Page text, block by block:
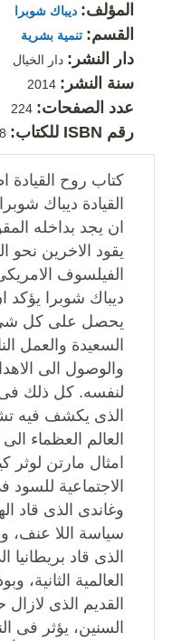
المؤلف: ديباك شوبرا
القسم: تنمية بشرية
دار النشر: دار الخيال
سنة النشر:
عدد الصفحات:
رقم ISBN للكتاب:
كتاب روح القيادة
القيادة ديباك
ان يجد بداخله
يقود الاخرين نحو
الفيلسوف
ديباك شوبرا يؤكد
يحصل على كل شئ:
السعيدة والعمل
والوصول الى
لنفسه. كل ذلك فى
الذى يكشف فيه
العالم العظماء
امثال مارتن لوثر
الاجتماعية للسود
وغاندى الذى قاد
سياسة اللا عنف،
الذى قاد
العالمية الثانية،
القديم الذى
السنين، يؤثر فى